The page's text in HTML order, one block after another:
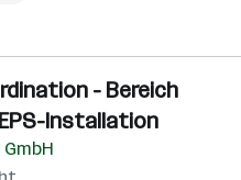
- Bereich
Installation
GmbH